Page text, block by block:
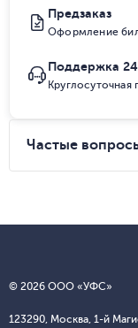
Предзаказ
Оформление
Поддержка
Частые
© 2026 ООО «УФС»
123290, Москва, 1-й